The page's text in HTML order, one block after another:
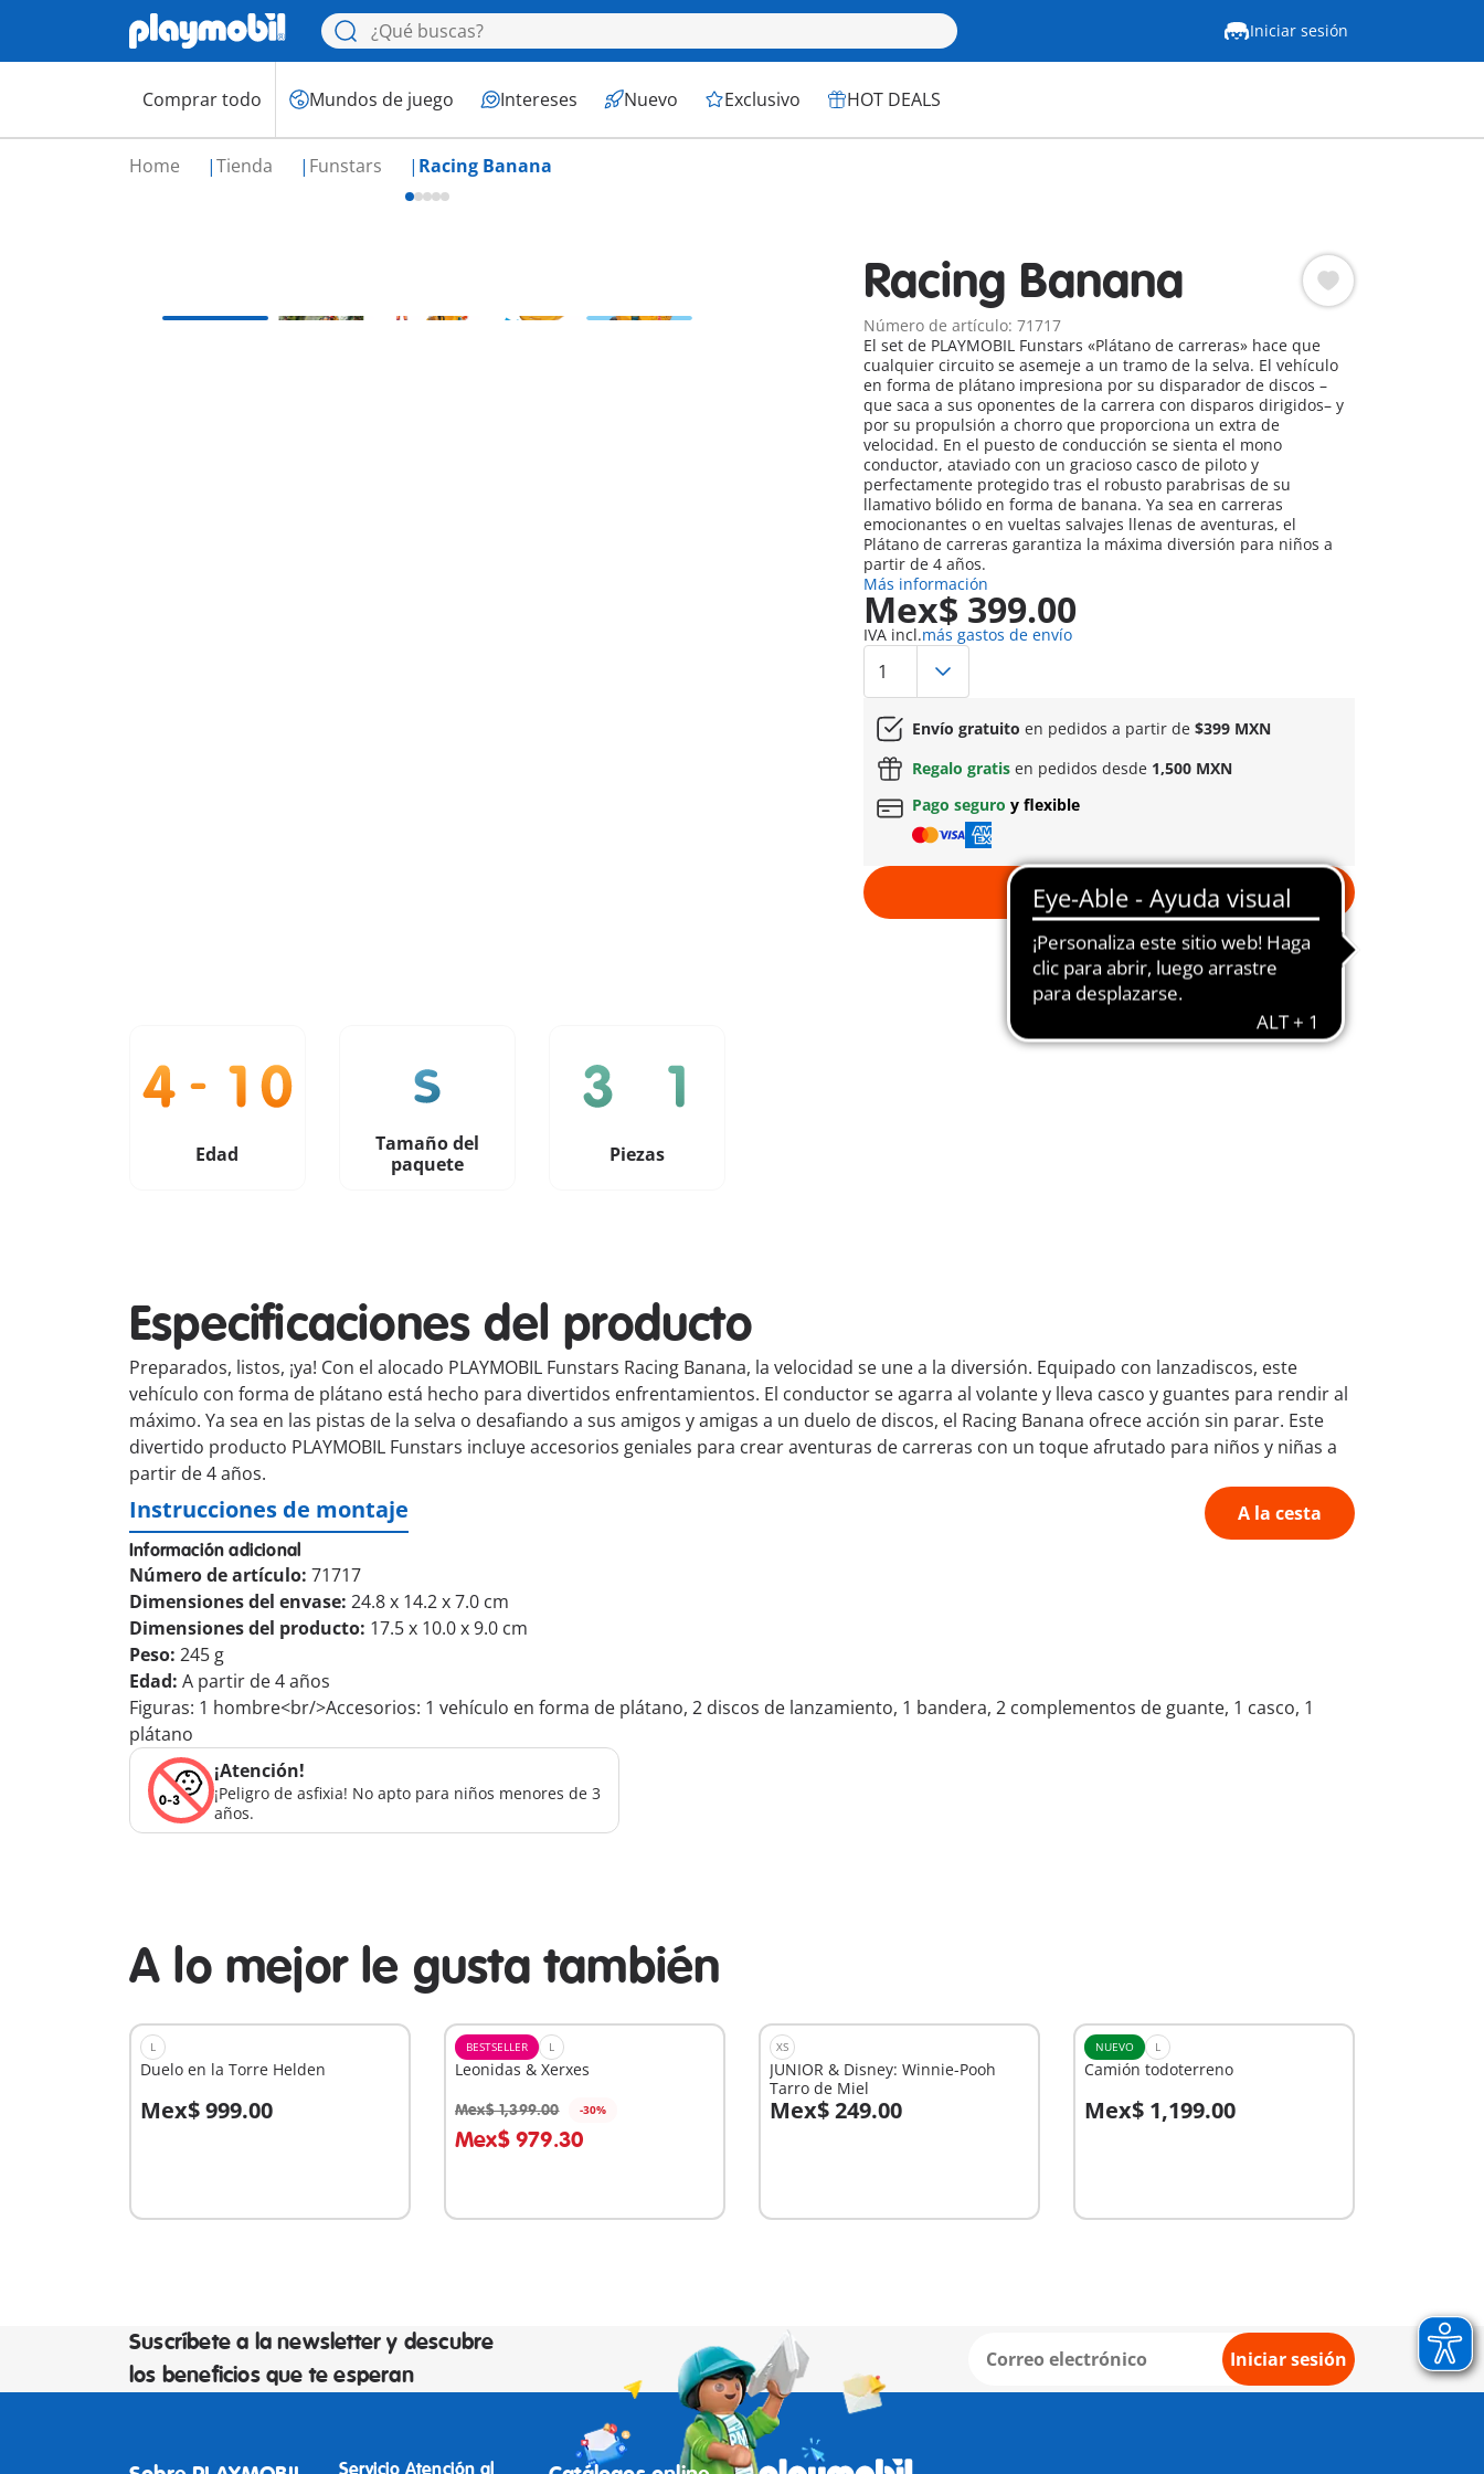
Iniciar sesión
Comprar todo Mundos de juego Intereses Nuevo Exclusivo HOT DEALS
Home Tienda Funstars Racing Banana
Racing Banana
Número de artículo: 71717
El set de PLAYMOBIL Funstars «Plátano de carreras» hace que
cualquier circuito se asemeje a un tramo de la selva. El vehículo
en forma de plátano impresiona por su disparador de discos –
que saca a sus oponentes de la carrera con disparos dirigidos– y
por su propulsión a chorro que proporciona un extra de
velocidad. En el puesto de conducción se sienta el mono
conductor, ataviado con un gracioso casco de piloto y
perfectamente protegido tras el robusto parabrisas de su
llamativo bólido en forma de banana. Ya sea en carreras
emocionantes o en vueltas salvajes llenas de aventuras, el
Plátano de carreras garantiza la máxima diversión para niños a
partir de 4 años.
Más información
Mex$ 399.00
IVA incl.más gastos de envío
Envío gratuito en pedidos a partir de $399 MXN
Regalo gratis en pedidos desde 1,500 MXN
Pago seguro y flexible
A la cesta
Edad
Tamaño del
paquete
Piezas
Especificaciones del producto
Preparados, listos, ¡ya! Con el alocado PLAYMOBIL Funstars Racing Banana, la velocidad se une a la diversión. Equipado con lanzadiscos, este
vehículo con forma de plátano está hecho para divertidos enfrentamientos. El conductor se agarra al volante y lleva casco y guantes para rendir al
máximo. Ya sea en las pistas de la selva o desafiando a sus amigos y amigas a un duelo de discos, el Racing Banana ofrece acción sin parar. Este
divertido producto PLAYMOBIL Funstars incluye accesorios geniales para crear aventuras de carreras con un toque afrutado para niños y niñas a
partir de 4 años.
A la cesta
Instrucciones de montaje
Información adicional
Número de artículo: 71717
Dimensiones del envase: 24.8 x 14.2 x 7.0 cm
Dimensiones del producto: 17.5 x 10.0 x 9.0 cm
Peso: 245 g
Edad: A partir de 4 años
Figuras: 1 hombre<br/>Accesorios: 1 vehículo en forma de plátano, 2 discos de lanzamiento, 1 bandera, 2 complementos de guante, 1 casco, 1
plátano
¡Atención!
¡Peligro de asfixia! No apto para niños menores de 3
años.
A lo mejor le gusta también
L
Duelo en la Torre Helden
Mex$ 999.00
A la cesta
BESTSELLER L
Leonidas & Xerxes
Mex$ 1,399.00 -30%
Mex$ 979.30
A la cesta
XS
JUNIOR & Disney: Winnie-Pooh
Tarro de Miel
Mex$ 249.00
A la cesta
NUEVO L
Camión todoterreno
Mex$ 1,199.00
A la cesta
Suscríbete a la newsletter y descubre
los beneficios que te esperan
Iniciar sesión
Servicio Atención al